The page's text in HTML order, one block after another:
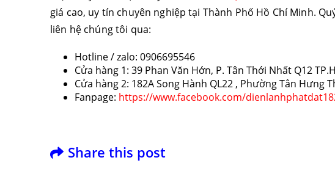
giá cao, uy tín chuyên nghiệp tại Thành Phố Hồ Chí Minh.
liên hệ chúng tôi qua:
Hotline / zalo: 0906695546
Cửa hàng 1: 39 Phan Văn Hớn, P. Tân Thới Nhất Q12
Cửa hàng 2: 182A Song Hành QL22 , Phường Tân Hưng
Fanpage: https://www.facebook.com/
Share this post